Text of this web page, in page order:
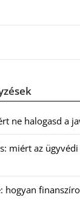
ne halogasd a
miért az
hogyan